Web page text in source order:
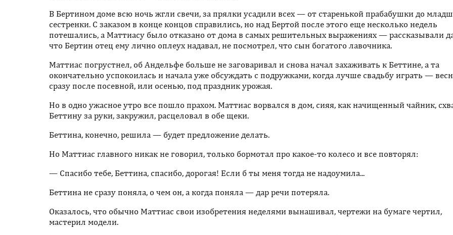
В Бертином доме всю ночь жгли свечи, за прялки усадили всех — от старенькой прабабушки до
сестренки. С заказом в конце концов справились, но над Бертой после этого еще несколько недель
потешались, а Маттиасу было отказано от дома в самых решительных выражениях — рассказывали
что Бертин отец ему лично оплеух надавал, не посмотрел, что сын богатого лавочника.
Маттиас погрустнел, об Андельфе больше не заговаривал и снова начал захаживать к Беттине, а та
окончательно успокоилась и начала уже обсуждать с подружками, когда лучше свадьбу играть —
сразу после посевной, или осенью, под праздник урожая.
Но в одно ужасное утро все пошло прахом. Маттиас ворвался в дом, сияя, как начищенный чайник,
Беттину за руки, закружил, расцеловал в обе щеки.
Беттина, конечно, решила — будет предложение делать.
Но Маттиас главного никак не говорил, только бормотал про какое-то колесо и все повторял:
— Спасибо тебе, Беттина, спасибо, дорогая! Если б ты меня тогда не надоумила...
Беттина не сразу поняла, о чем он, а когда поняла — дар речи потеряла.
Оказалось, что обычно Маттиас свои изобретения неделями вынашивал, чертежи на бумаге чертил,
мастерил модели.